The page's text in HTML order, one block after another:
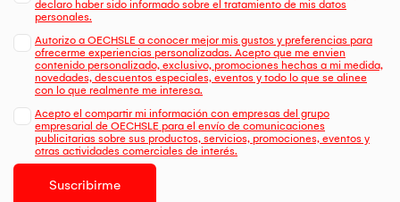
declaro haber sido informado sobre el tratamiento de mis datos
personales.
Autorizo a OECHSLE a conocer mejor mis gustos y preferencias para
ofrecerme experiencias personalizadas. Acepto que me envien
contenido personalizado, exclusivo, promociones hechas a mi medida,
novedades, descuentos especiales, eventos y todo lo que se alinee
con lo que realmente me interesa.
Acepto el compartir mi información con empresas del grupo
empresarial de OECHSLE para el envío de comunicaciones
publicitarias sobre sus productos, servicios, promociones, eventos y
otras actividades comerciales de interés.
Suscribirme